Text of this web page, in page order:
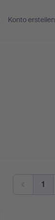
Konto erstellen
1